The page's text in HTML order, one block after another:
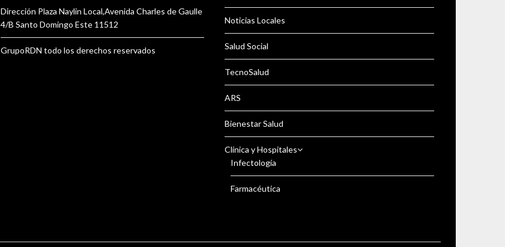
Dirección Plaza Naylin Local,Avenida Charles de Gaulle
4/B Santo Domingo Este 11512
GrupoRDN todo los derechos reservados
Noticias Locales
Salud Social
TecnoSalud
ARS
Bienestar Salud
Clínica y Hospitales
Infectología
Farmacéutica